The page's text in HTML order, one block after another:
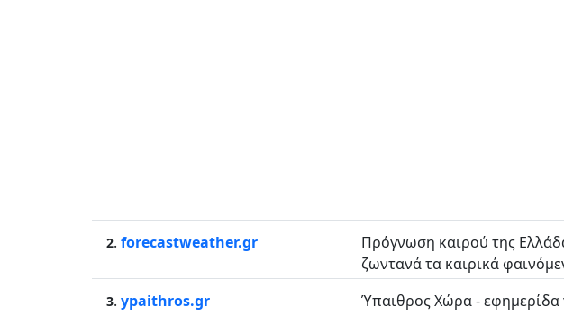
2. forecastweather.gr
Πρόγνωση καιρού της
ζωντανά τα καιρικά
3. ypaithros.gr
Ύπαιθρος Χώρα - εφημερίδα